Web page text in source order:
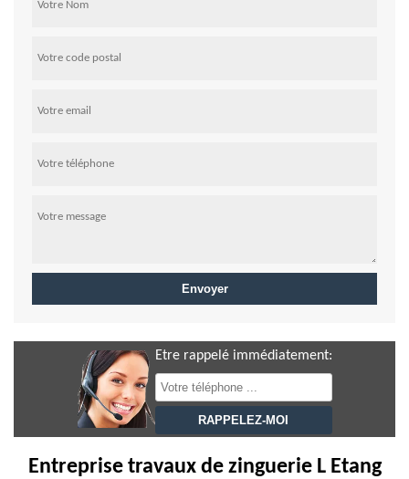
Etre rappelé immédiatement:
Entreprise travaux de zinguerie L Etang